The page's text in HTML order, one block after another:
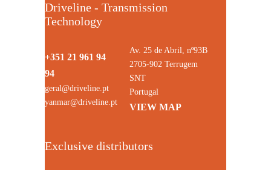
Driveline - Transmission
Technology
+351 21 961 94
94
geral@driveline.pt
yanmar@driveline.pt
Av. 25 de Abril, nº93B
2705-902 Terrugem
SNT
Portugal
VIEW MAP
Exclusive distributors